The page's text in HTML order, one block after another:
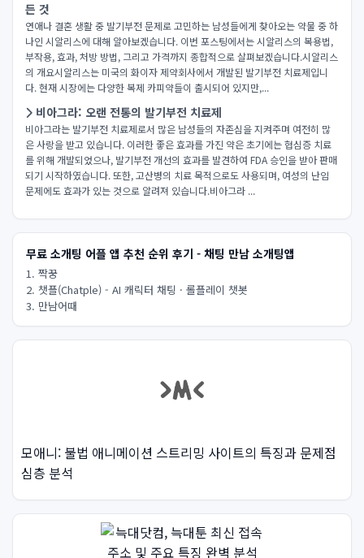
든 것
연애나 결혼 생활 중 발기부전 문제로 고민하는 남성들에게 찾아오는 약물 중 하
나인 시알리스에 대해 알아보겠습니다. 이번 포스팅에서는 시알리스의 복용법,
부작용, 효과, 처방 방법, 그리고 가격까지 종합적으로 살펴보겠습니다.시알리스
의 개요시알리스는 미국의 화이자 제약회사에서 개발된 발기부전 치료제입니
다. 현재 시장에는 다양한 복제 카피약들이 출시되어 있지만,...
비아그라: 오랜 전통의 발기부전 치료제
비아그라는 발기부전 치료제로서 많은 남성들의 자존심을 지켜주며 여전히 많
은 사랑을 받고 있습니다. 이러한 좋은 효과를 가진 약은 초기에는 협심증 치료
를 위해 개발되었으나, 발기부전 개선의 효과를 발견하여 FDA 승인을 받아 판매
되기 시작하였습니다. 또한, 고산병의 치료 목적으로도 사용되며, 여성의 난임
문제에도 효과가 있는 것으로 알려져 있습니다.비아그라 ...
무료 소개팅 어플 앱 추천 순위 후기 - 채팅 만남 소개팅앱
1. 짝꿍
2. 챗플(Chatple) - AI 캐릭터 채팅 · 롤플레이 챗봇
3. 만남어때
모애니: 불법 애니메이션 스트리밍 사이트의 특징과 문제점
심층 분석